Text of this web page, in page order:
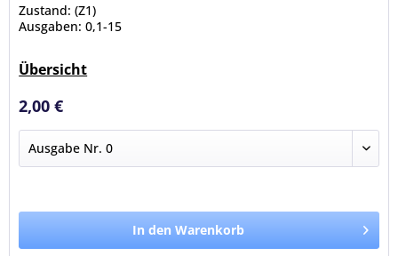
Zustand: (Z1)
Ausgaben: 0,1-15
Übersicht
2,00 €
In den Warenkorb